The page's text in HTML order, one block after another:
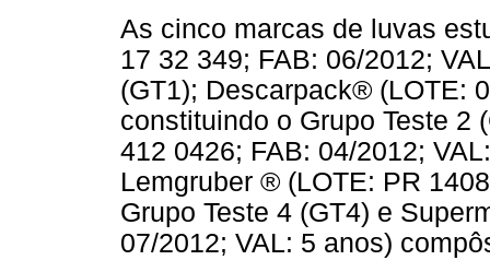
As cinco marcas de luvas
17 32 349; FAB: 06/2012;
(GT1); Descarpack® (LOTE:
constituindo o Grupo Teste 2
412 0426; FAB: 04/2012;
Lemgruber ® (LOTE: PR
Grupo Teste 4 (GT4) e
07/2012; VAL: 5 anos)